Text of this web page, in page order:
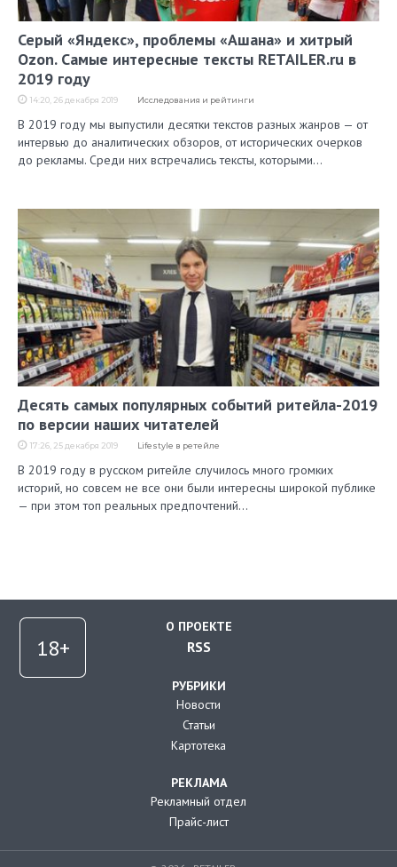
Серый «Яндекс», проблемы «Ашана» и хитрый
Ozon. Самые интересные тексты RETAILER.ru в
2019 году
14:20, 26 декабря 2019 Исследования и рейтинги
В 2019 году мы выпустили десятки текстов разных жанров — от
интервью до аналитических обзоров, от исторических очерков
до рекламы. Среди них встречались тексты, которыми…
Десять самых популярных событий ритейла-2019
по версии наших читателей
17:26, 25 декабря 2019 Lifestyle в ретейле
В 2019 году в русском ритейле случилось много громких
историй, но совсем не все они были интересны широкой публике
— при этом топ реальных предпочтений…
О ПРОЕКТЕ
RSS
РУБРИКИ
Новости
Статьи
Картотека
РЕКЛАМА
Рекламный отдел
Прайс-лист